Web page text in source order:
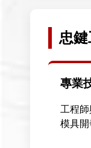
忠
專業
工程
模具開